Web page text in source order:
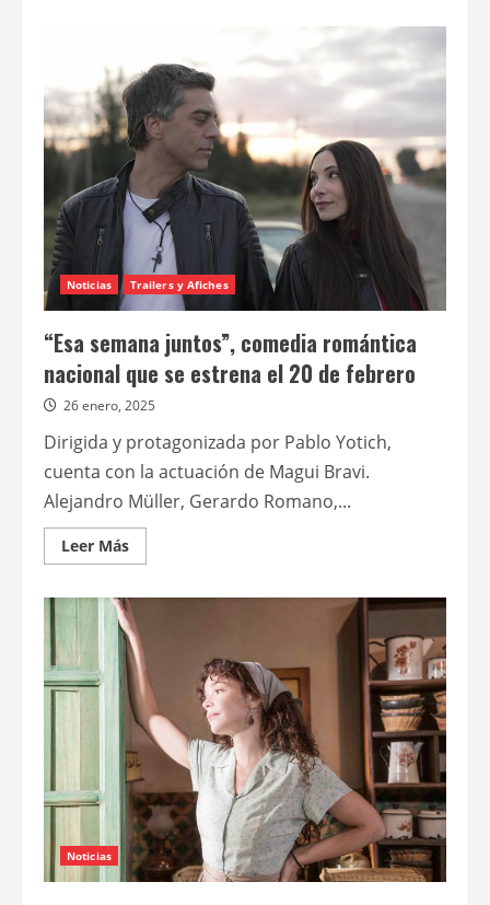
barro”
tendrá
segunda
temporada
en
Netflix
Noticias Trailers y Afiches
“Esa semana juntos”, comedia romántica
nacional que se estrena el 20 de febrero
26 enero, 2025
Dirigida y protagonizada por Pablo Yotich,
cuenta con la actuación de Magui Bravi.
Alejandro Müller, Gerardo Romano,...
Leer MásLeer
más
“Esa
semana
juntos”,
comedia
romántica
nacional
que
se
estrena
el
20
de
febrero
Noticias